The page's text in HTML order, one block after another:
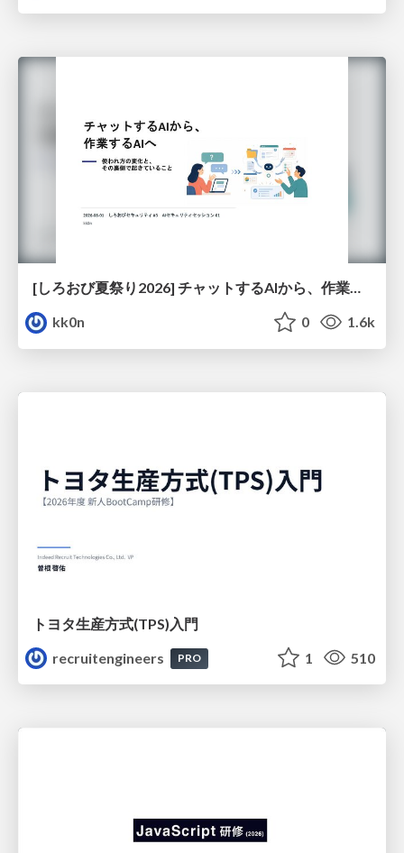
[しろおび夏祭り2026] チャットするAIから、作業するAIへ - 使われ方の変化と、その裏側で起きていること
kk0n
0 1.6k
トヨタ⽣産⽅式(TPS)⼊⾨
recruitengineers
PRO 1 510